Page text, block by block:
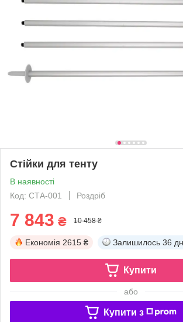
Стійки для тенту
В наявності
Код: СТА-001
Роздріб
7 843 ₴ 10 458 ₴
Економія 2615 ₴ Залишилось 36
Купити
або
Купити з